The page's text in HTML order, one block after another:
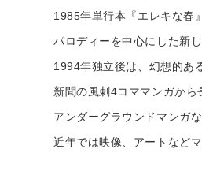
1985年単行本『エレキな春
パロディーを中心にした新
1994年独立後は、幻想的あ
新聞の風刺4コママンガから
アンダーグラウンドマンガ
近年では映像、アートなど